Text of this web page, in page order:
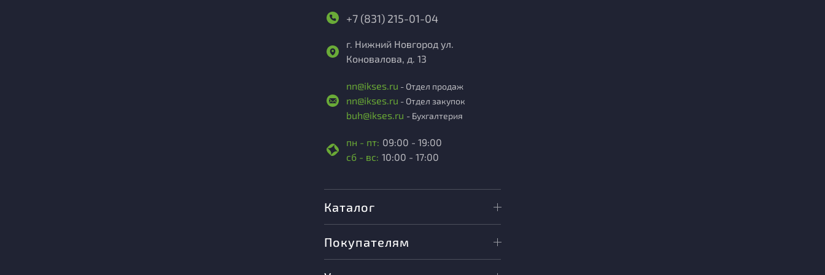
+7 (831) 215-01-04
г. Нижний Новгород ул.
Коновалова, д. 13
nn@ikses.ru - Отдел продаж
nn@ikses.ru - Отдел закупок
buh@ikses.ru - Бухгалтерия
пн - пт: 09:00 - 19:00
сб - вс: 10:00 - 17:00
Каталог
Покупателям